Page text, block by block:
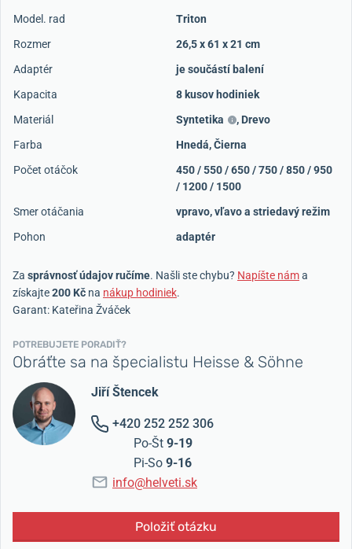
Model. rad
Triton
Rozmer
26,5 x 61 x 21 cm
Adaptér
je součástí balení
Kapacita
8 kusov hodiniek
Materiál
Syntetika , Drevo
Farba
Hnedá,Čierna
Počet otáčok
450 / 550 / 650 / 750 / 850 / 950
/ 1200 / 1500
Smer otáčania
vpravo, vľavo a striedavý režim
Pohon
adaptér
Za správnosť údajov ručíme. Našli ste chybu? Napíšte náma
získajte200 Kč na nákup hodiniek.
Garant: Kateřina Žváček
POTREBUJETE PORADIŤ?
Obráťte sa na špecialistu Heisse & Söhne
Jiří Štencek
+420 252 252 306
Po-Št 9-19
Pi-So 9-16
info@helveti.sk
Položiť otázku